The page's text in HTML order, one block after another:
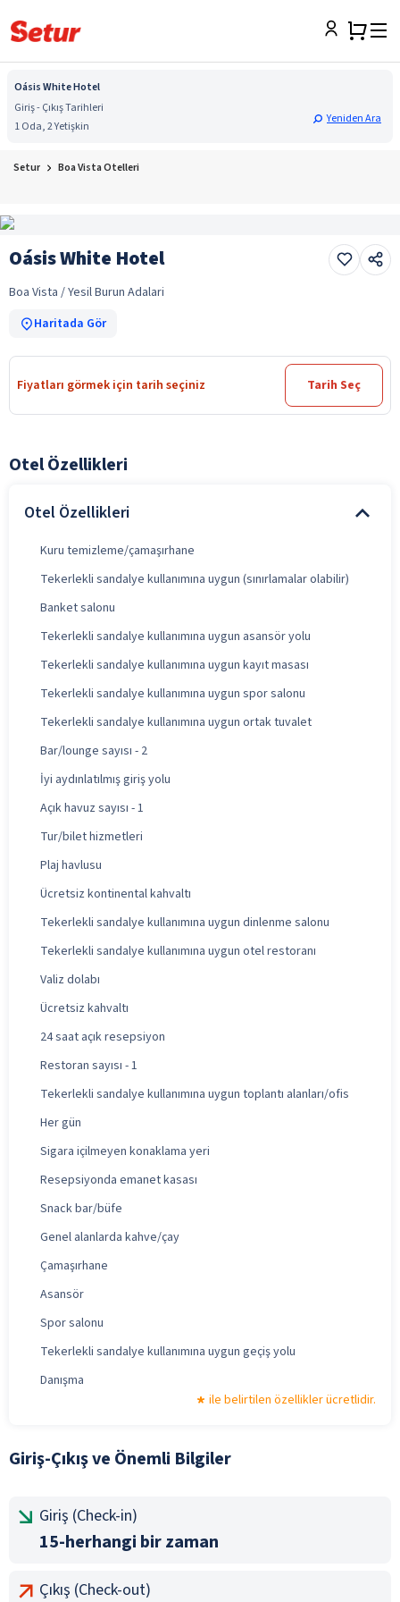
Oásis White Hotel
Giriş - Çıkış Tarihleri
1 Oda, 2 Yetişkin
Yeniden Ara
Setur Boa Vista Otelleri
Oásis White Hotel
Boa Vista / Yesil Burun Adalari
Haritada Gör
Fiyatları görmek için tarih seçiniz Tarih Seç
Otel Özellikleri
Otel Özellikleri
Kuru temizleme/çamaşırhane
Tekerlekli sandalye kullanımına uygun (sınırlamalar olabilir)
Banket salonu
Tekerlekli sandalye kullanımına uygun asansör yolu
Tekerlekli sandalye kullanımına uygun kayıt masası
Tekerlekli sandalye kullanımına uygun spor salonu
Tekerlekli sandalye kullanımına uygun ortak tuvalet
Bar/lounge sayısı - 2
İyi aydınlatılmış giriş yolu
Açık havuz sayısı - 1
Tur/bilet hizmetleri
Plaj havlusu
Ücretsiz kontinental kahvaltı
Tekerlekli sandalye kullanımına uygun dinlenme salonu
Tekerlekli sandalye kullanımına uygun otel restoranı
Valiz dolabı
Ücretsiz kahvaltı
24 saat açık resepsiyon
Restoran sayısı - 1
Tekerlekli sandalye kullanımına uygun toplantı alanları/ofis
Her gün
Sigara içilmeyen konaklama yeri
Resepsiyonda emanet kasası
Snack bar/büfe
Genel alanlarda kahve/çay
Çamaşırhane
Asansör
Spor salonu
Tekerlekli sandalye kullanımına uygun geçiş yolu
Danışma
ile belirtilen özellikler ücretlidir.
Giriş-Çıkış ve Önemli Bilgiler
Giriş (Check-in)
15-herhangi bir zaman
Çıkış (Check-out)